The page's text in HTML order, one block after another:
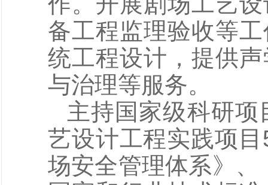
备工程监理验收等
统工程设计，提供
与治理等服务。
主持国家级科研
艺设计工程实践项
场安全管理体系》